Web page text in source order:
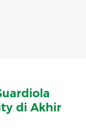
di Akhir